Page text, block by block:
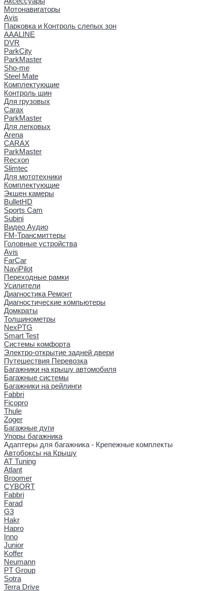
Мотонавигаторы
Avis
Парковка и Контроль слепых зон
AAALINE
DVR
ParkCity
ParkMaster
Sho-me
Steel Mate
Комплектующие
Контроль шин
Для грузовых
Carax
ParkMaster
Для легковых
Arena
CARAX
ParkMaster
Recxon
Slimtec
Для мототехники
Комплектующие
Экшен камеры
BulletHD
Sports Cam
Subini
Видео Аудио
FM-Трансмиттеры
Головные устройства
Avis
FarCar
NaviPilot
Переходные рамки
Усилители
Диагностика Ремонт
Диагностические компьютеры
Домкраты
Толщинометры
NexPTG
Smart Test
Системы комфорта
Электро-открытие задней двери
Путешествия Перевозка
Багажники на крышу автомобиля
Багажные системы
Багажники на рейлинги
Fabbri
Ficopro
Thule
Zoger
Багажные дуги
Упоры багажника
Адаптеры для багажника - Крепежные комплекты
Автобоксы на Крышу
AT Tuning
Atlant
Broomer
CYBORT
Fabbri
Farad
G3
Hakr
Hapro
Inno
Junior
Koffer
Neumann
PT Group
Sotra
Terra Drive